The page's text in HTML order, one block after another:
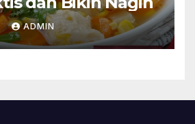
ADMIN